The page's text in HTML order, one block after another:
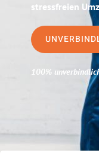
stressfreien
100%